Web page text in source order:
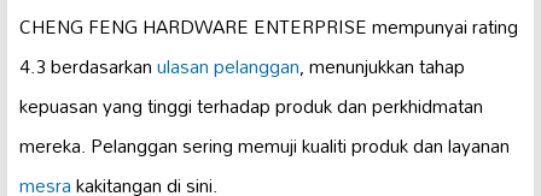
CHENG FENG HARDWARE ENTERPRISE mempunyai rating
4.3 berdasarkanulasan pelanggan, menunjukkan tahap
kepuasan yang tinggi terhadap produk dan perkhidmatan
mereka. Pelanggan sering memuji kualiti produk dan layanan
mesrakakitangan di sini.